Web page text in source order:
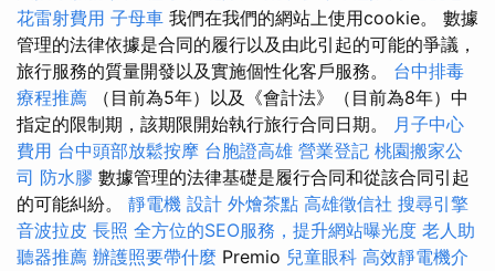
花雷射費用 子母車 我們在我們的網站上使用cookie。 數據
管理的法律依據是合同的履行以及由此引起的可能的爭議，
旅行服務的質量開發以及實施個性化客戶服務。 台中排毒
療程推薦
（目前為5年）以及《會計法》（目前為8年）中
指定的限制期，該期限開始執行旅行合同日期。 月子中心
費用 台中頭部放鬆按摩 台胞證高雄 營業登記 桃園搬家公
司 防水膠 數據管理的法律基礎是履行合同和從該合同引起
的可能糾紛。 靜電機 設計 外燴茶點 高雄徵信社 搜尋引擎
音波拉皮 長照 全方位的SEO服務，提升網站曝光度 老人助
聽器推薦 辦護照要帶什麼 Premio 兒童眼科 高效靜電機介